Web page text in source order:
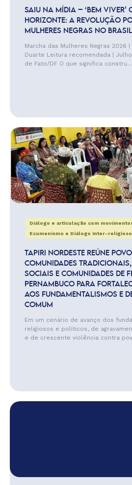
SAIU NA MÍDIA – ‘BEM VIVER’
HORIZONTE: A REVOLUÇÃO
MULHERES NEGRAS NO BRASIL
Marcha das Mulheres Negras 2026
Duarte Leitura recomendada |
de Fato/DF O que significa constru...
Diálogo e articulação com
Ecumenismo e Diálogo Inter-religioso
TAPIRI NORDESTE REÚNE
COMUNIDADES
SOCIAIS E COMUNIDADES DE
PERNAMBUCO PARA
AOS FUNDAMENTALISMOS E
COMUM
Em um cenário de avanço dos
religiosos e políticos, de
e de crescente violência contra